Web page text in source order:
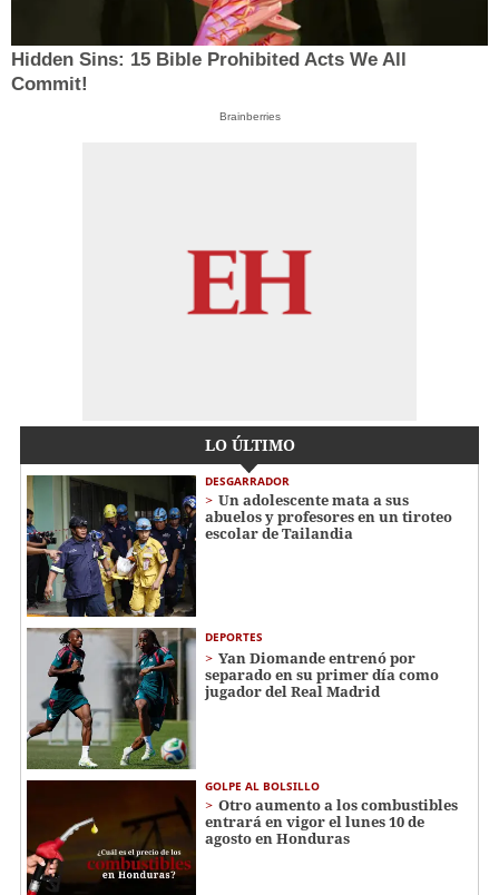
Hidden Sins: 15 Bible Prohibited Acts We All
Commit!
Brainberries
LO ÚLTIMO
DESGARRADOR
Un adolescente mata a sus
abuelos y profesores en un tiroteo
escolar de Tailandia
DEPORTES
Yan Diomande entrenó por
separado en su primer día como
jugador del Real Madrid
GOLPE AL BOLSILLO
Otro aumento a los combustibles
entrará en vigor el lunes 10 de
agosto en Honduras